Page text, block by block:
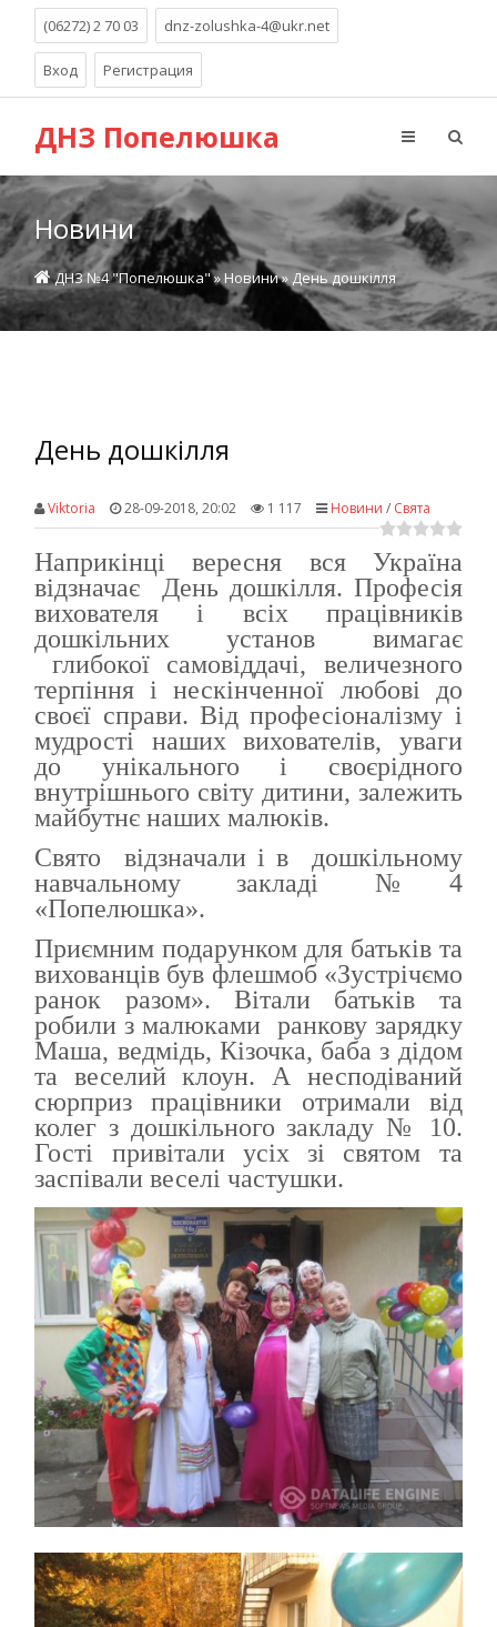
(06272) 2 70 03 dnz-zolushka-4@ukr.net
Вход Регистрация
ДНЗ Попелюшка
Новини
ДНЗ №4 "Попелюшка"»Новини» День дошкілля
День дошкілля
Viktoria 28-09-2018, 20:02 1 117 Новини / Свята
Наприкінці вересня вся Україна
відзначає День дошкілля. Професія
вихователя і всіх працівників
дошкільних установ вимагає
глибокої самовіддачі, величезного
терпіння і нескінченної любові до
своєї справи. Від професіоналізму і
мудрості наших вихователів, уваги
до унікального і своєрідного
внутрішнього світу дитини, залежить
майбутнє наших малюків.
Свято відзначалиі в дошкільному
навчальному закладі № 4
«Попелюшка».
Приємним подарунком для батьків та
вихованців був флешмоб «Зустрічємо
ранок разом». Вітали батьків та
робили з малюками ранкову зарядку
Маша, ведмідь, Кізочка, баба з дідом
та веселий клоун. А несподіваний
сюрприз працівники отримали від
колег з дошкільного закладу № 10.
Гості привітали усіх зі святом та
заспівали веселі частушки.